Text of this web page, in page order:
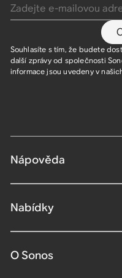
Souhlasíte s tím, že budete
další zprávy od společnosti
informace jsou uvedeny v
Nápověda
Nabídky
O Sonos